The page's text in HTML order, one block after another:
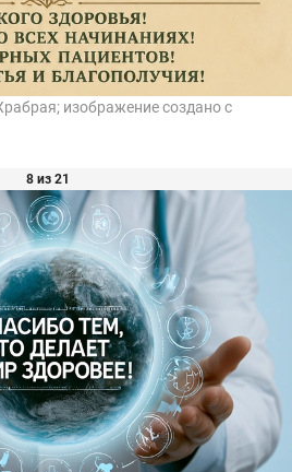
изображение создано с
8 из 21